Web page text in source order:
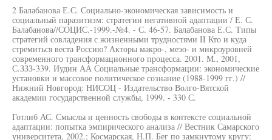
2 Балабанова Е.С. Социально-экономическая зависимость и
социальный паразитизм: стратегии негативной адаптации / Е. С.
Балабанова//СОЦИС.-1999.-№4. - С. 46-57. Балабанова Е.С. Типы
стратегий совладения с жизненными трудностями II Кто и куда
стремиться веста Россию? Акторы макро-, меэо- и микроуровней
современного трансформационного процесса. 2001. М., 2001,
С.ЗЗЗ-339. Иудин АА Социальные трансформации: экономические
установки и массовое политическое сознание (1988-1999 гг.) //
Нижний Новгород: НИСОЦ - Издательство Волго-Вятской
академии государственной службы, 1999. - 330 С.
Готлиб АС. Смыслы и ценность свободы в контексте социальной
адаптации: попытка эмпирического анализа // Вестник Самарского
университета, 2002.; Космарская, Н.П. Бег по замкнутому кругу: